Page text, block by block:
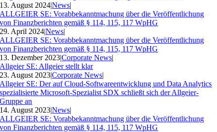
13. August 2024|News|
ALLGEIER SE: Vorabbekanntmachung über die Veröffentlichung
von Finanzberichten gemäß § 114, 115, 117 WpHG
29. April 2024|News|
ALLGEIER SE: Vorabbekanntmachung über die Veröffentlichung
von Finanzberichten gemäß § 114, 115, 117 WpHG
13. Dezember 2023|Corporate News|
Allgeier SE: Allgeier stellt klar
23. August 2023|Corporate News|
Allgeier SE: Der auf Cloud-Softwareentwicklung und Data Analytics
spezialisierte Microsoft-Spezialist SDX schließt sich der Allgeier-
Gruppe an
14. August 2023|News|
ALLGEIER SE: Vorabbekanntmachung über die Veröffentlichung
von Finanzberichten gemäß § 114, 115, 117 WpHG